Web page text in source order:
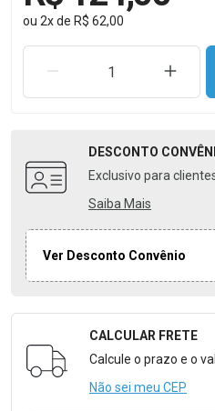
ou 2xde R$ 62,00
REMOVER UMA UNIDADE
DESCONTO
Exclusivo para
Saiba Mais
Ver Desconto Convênio
Formulário para
CALCULAR FRETE
Calcule o prazo e o
Não sei meu CEP